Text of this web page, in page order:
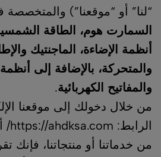
“لنا” أو “موقعنا”)
السمارت هوم، الطاقة
أنظمة الإضاءة، الماجنتيك
والمتحركة، بالإضافة إلى
والمفاتيح الكهربائية.
من خلال دخولك إلى موقعنا
الرابط: https://ahdksa.com/
من خدماتنا أو منتجاتنا، فإنك